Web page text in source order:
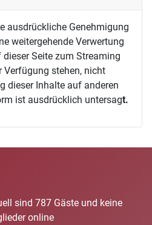
ausdrückliche Genehmigung
weitergehende Verwertung
Seite zum Streaming
stehen, nicht
dieser Inhalte auf anderen
ist ausdrücklich untersagt.
sind 787 Gäste und keine
online